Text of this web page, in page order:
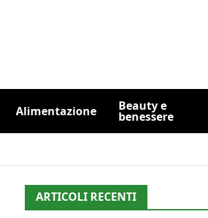
Alimentazione Beauty e
benessere
ARTICOLI RECENTI